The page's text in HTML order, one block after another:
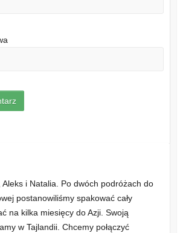
Aleks i Natalia. Po dwóch podróżach do
postanowiliśmy spakować cały
na kilka miesięcy do Azji. Swoją
w Tajlandii. Chcemy połączyć